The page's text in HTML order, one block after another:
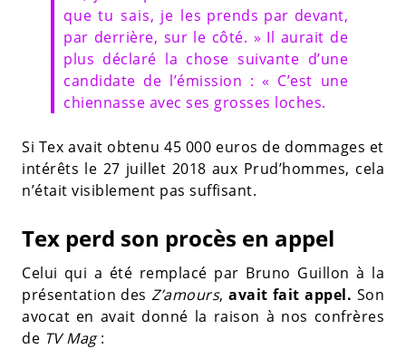
que tu sais, je les prends par devant,
par derrière, sur le côté. » Il aurait de
plus déclaré la chose suivante d’une
candidate de l’émission : « C’est une
chiennasse avec ses grosses loches.
Si Tex avait obtenu 45 000 euros de dommages et
intérêts le 27 juillet 2018 aux Prud’hommes, cela
n’était visiblement pas suffisant.
Tex perd son procès en appel
Celui qui a été remplacé par Bruno Guillon à la
présentation des Z’amours,avait fait appel. Son
avocat en avait donné la raison à nos confrères
de TV Mag: